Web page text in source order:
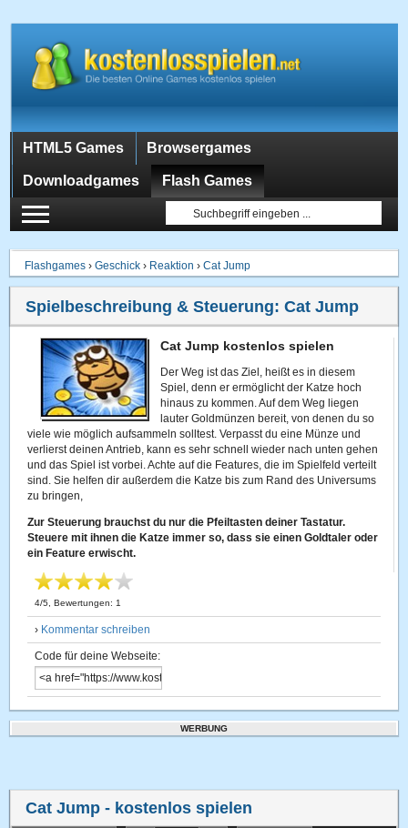
HTML5 Games Browsergames
Downloadgames Flash Games
Flashgames ›Geschick › Reaktion ›Cat Jump
Spielbeschreibung & Steuerung:Cat Jump
Cat Jump kostenlos spielen
Der Weg ist das Ziel, heißt es in diesem
Spiel, denn er ermöglicht der Katze hoch
hinaus zu kommen. Auf dem Weg liegen
lauter Goldmünzen bereit, von denen du so
viele wie möglich aufsammeln solltest. Verpasst du eine Münze und
verlierst deinen Antrieb, kann es sehr schnell wieder nach unten gehen
und das Spiel ist vorbei. Achte auf die Features, die im Spielfeld verteilt
sind. Sie helfen dir außerdem die Katze bis zum Rand des Universums
zu bringen,
Zur Steuerung brauchst du nur die Pfeiltasten deiner Tastatur.
Steuere mit ihnen die Katze immer so, dass sie einen Goldtaler oder
ein Feature erwischt.
4/5 , Bewertungen: 1
› Kommentar schreiben
Code für deine Webseite:
WERBUNG
Cat Jump - kostenlos spielen